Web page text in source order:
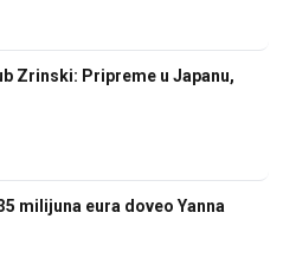
Zrinski: Pripreme u Japanu,
milijuna eura doveo Yanna